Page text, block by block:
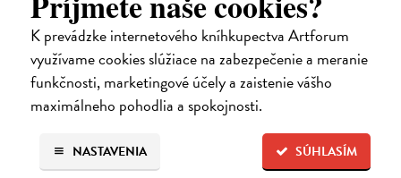
K prevádzke internetového kníhkupectva Artforum
využívame cookies slúžiace na zabezpečenie a meranie
funkčnosti, marketingové účely a zaistenie vášho
maximálneho pohodlia a spokojnosti.
SÚHLASÍM
NASTAVENIA
Neuromant
Gibson William| Elektronická kniha
Základné dielo kyberpunku, klasika sci-fi a jedna z najsilnejších vízií
budúcnosti Matrix je svet vo svete, globálny konsenzus, prelud,
vyjadrenie každého jedného dátového bajtu v kyberpriestore. Henry…